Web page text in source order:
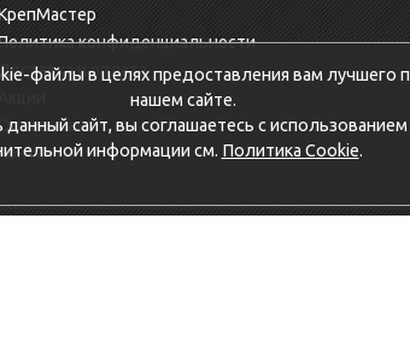
конфиденциальности
и оплата
файлы в целях предоставления вам лучшего
нашем сайте.
сайт, вы соглашаетесь с
информации см. Политика Cookie.